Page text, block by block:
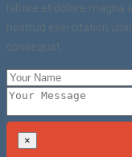
labore et dolore magna
nostrud exercitation
consequat.
×